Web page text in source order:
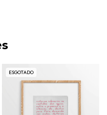
ESGOTADO